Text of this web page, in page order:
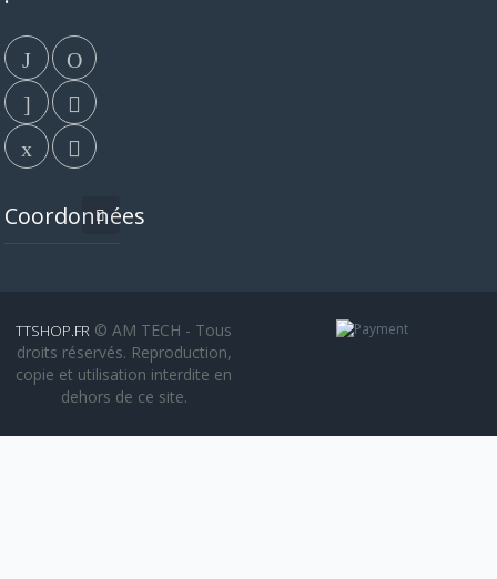
Coordonnées
TTSHOP.FR © AM TECH - Tous
droits réservés. Reproduction,
copie et utilisation interdite en
dehors de ce site.